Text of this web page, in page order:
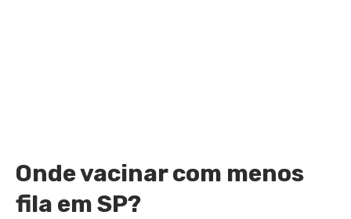
Onde vacinar com menos
fila em SP?